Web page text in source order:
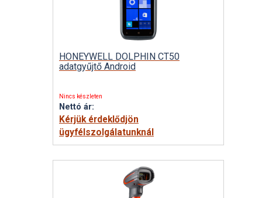
HONEYWELL DOLPHIN CT50
adatgyűjtő Android
Nincs készleten
Nettó ár:
Kérjük érdeklődjön
ügyfélszolgálatunknál